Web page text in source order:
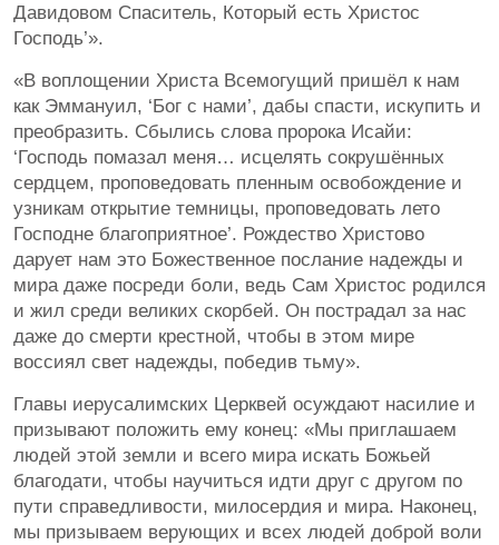
Давидовом Спаситель, Который есть Христос
Господь’».
«В воплощении Христа Всемогущий пришёл к нам
как Эммануил, ‘Бог с нами’, дабы спасти, искупить и
преобразить. Сбылись слова пророка Исайи:
‘Господь помазал меня… исцелять сокрушённых
сердцем, проповедовать пленным освобождение и
узникам открытие темницы, проповедовать лето
Господне благоприятное’. Рождество Христово
дарует нам это Божественное послание надежды и
мира даже посреди боли, ведь Сам Христос родился
и жил среди великих скорбей. Он пострадал за нас
даже до смерти крестной, чтобы в этом мире
воссиял свет надежды, победив тьму».
Главы иерусалимских Церквей осуждают насилие и
призывают положить ему конец: «Мы приглашаем
людей этой земли и всего мира искать Божьей
благодати, чтобы научиться идти друг с другом по
пути справедливости, милосердия и мира. Наконец,
мы призываем верующих и всех людей доброй воли